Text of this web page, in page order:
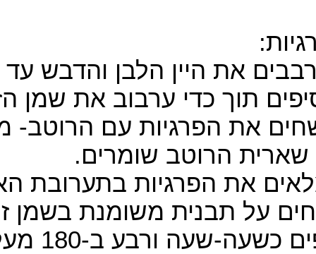
את היין הלבן והדבש
תוך כדי ערבוב את שמן
את הפרגיות עם הרוטב-
הרוטב שומרים.
את הפרגיות בתערובת
על תבנית משומנת בשמן
כשעה-שעה ורבע ב-180 מעלות.